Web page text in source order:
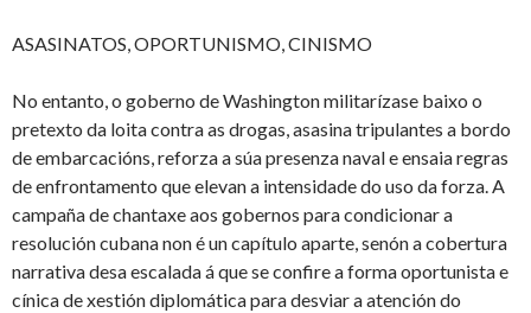
ASASINATOS, OPORTUNISMO, CINISMO
No entanto, o goberno de Washington militarízase baixo o
pretexto da loita contra as drogas, asasina tripulantes a bordo
de embarcacións, reforza a súa presenza naval e ensaia regras
de enfrontamento que elevan a intensidade do uso da forza. A
campaña de chantaxe aos gobernos para condicionar a
resolución cubana non é un capítulo aparte, senón a cobertura
narrativa desa escalada á que se confire a forma oportunista e
cínica de xestión diplomática para desviar a atención do